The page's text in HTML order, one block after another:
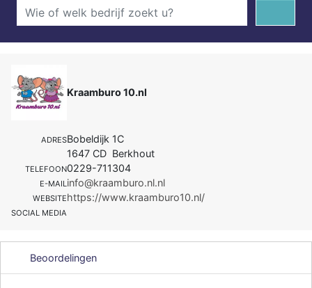
Kraamburo 10.nl
ADRESBobeldijk 1C
1647 CD Berkhout
TELEFOON0229-711304
E-MAILinfo@kraamburo.nl.nl
WEBSITEhttps://www.kraamburo10.nl/
SOCIAL MEDIA
Beoordelingen